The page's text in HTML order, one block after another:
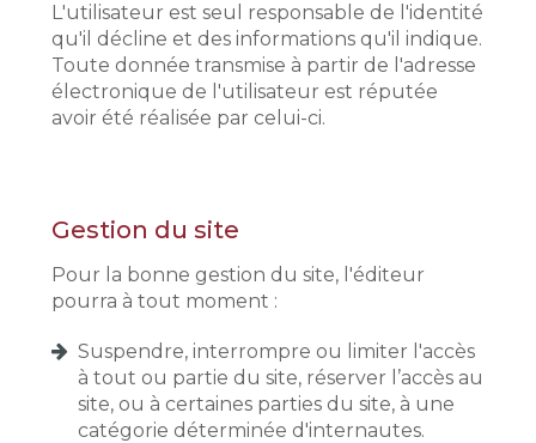
L'utilisateur est seul responsable de l'identité
qu'il décline et des informations qu'il indique.
Toute donnée transmise à partir de l'adresse
électronique de l'utilisateur est réputée
avoir été réalisée par celui-ci.
Gestion du site
Pour la bonne gestion du site, l'éditeur
pourra à tout moment :
Suspendre, interrompre ou limiter l'accès
à tout ou partie du site, réserver l’accès au
site, ou à certaines parties du site, à une
catégorie déterminée d'internautes.